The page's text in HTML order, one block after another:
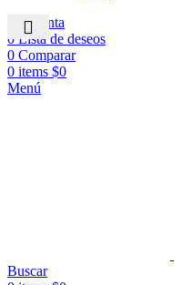
Mi cuenta
0 Lista de deseos
0 Comparar
0 items $0
Menú
Buscar